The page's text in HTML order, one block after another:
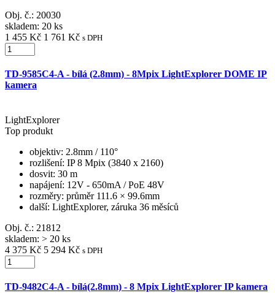
Obj. č.: 20030
skladem: 20 ks
1 455 Kč 1 761 Kč s DPH
TD-9585C4-A - bílá (2.8mm) - 8Mpix LightExplorer DOME IP
kamera
LightExplorer
Top produkt
objektiv: 2.8mm / 110°
rozlišení: IP 8 Mpix (3840 x 2160)
dosvit: 30 m
napájení: 12V - 650mA / PoE 48V
rozměry: průměr 111.6 × 99.6mm
další: LightExplorer, záruka 36 měsíců
Obj. č.: 21812
skladem: > 20 ks
4 375 Kč 5 294 Kč s DPH
TD-9482C4-A - bílá(2.8mm) - 8 Mpix LightExplorer IP kamera